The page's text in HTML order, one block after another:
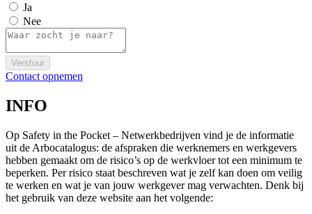
Ja
Nee
Verstuur
Contact opnemen
INFO
Op Safety in the Pocket – Netwerkbedrijven vind je de informatie
uit de Arbocatalogus: de afspraken die werknemers en werkgevers
hebben gemaakt om de risico’s op de werkvloer tot een minimum te
beperken. Per risico staat beschreven wat je zelf kan doen om veilig
te werken en wat je van jouw werkgever mag verwachten. Denk bij
het gebruik van deze website aan het volgende: